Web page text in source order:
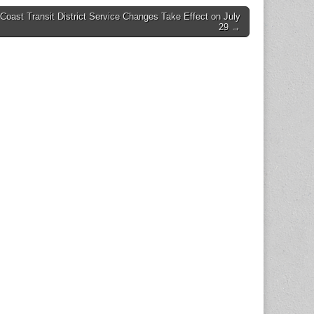
Transit District Service Changes Take Effect on July
29 →